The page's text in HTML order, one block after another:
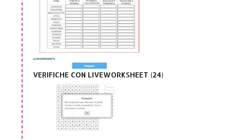
VERIFICHE CON LIVEWORKSHEET (24)